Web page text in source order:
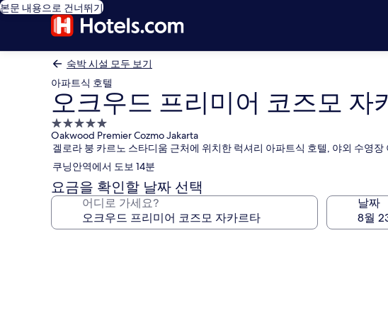
본문 내용으로 건너뛰기
숙박 시설 모두 보기
아파트식 호텔
오크우드 프리미어 코즈모 자
5.0
성
급
숙
박
시
Oakwood Premier Cozmo Jakarta
겔로라 붕 카르노 스타디움 근처에 위치한 럭셔리 아파트식 호텔, 야외 수영장
쿠닝안역에서 도보 14분
요금을 확인할 날짜 선택
어디로 가세요? 날짜